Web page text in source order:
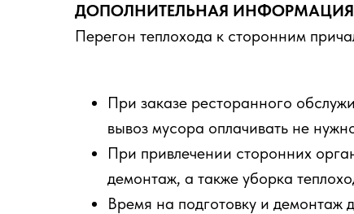
ДОПОЛНИТЕЛЬНАЯ ИНФОРМАЦИЯ
Перегон теплохода к сторонним
При заказе ресторанного
вывоз мусора оплачивать не
При привлечении сторонних
демонтаж, а также уборка
Время на подготовку и